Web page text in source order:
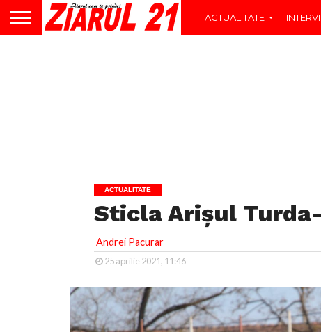
ACTUALITATE
ACTUALITATE
Sticla Arișul
Andrei Pacurar
25 aprilie 2021, 11:46